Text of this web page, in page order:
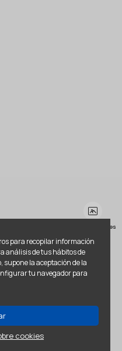
para recopilar información
análisis de tus hábitos de
la aceptación de la
tu navegador para
cookies
Ver más imágenes